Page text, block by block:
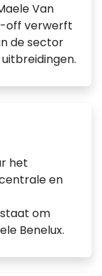
Van
off verwerft
de sector
het
en
om
Benelux.